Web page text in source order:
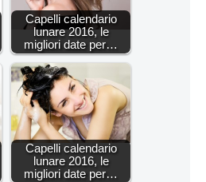
Capelli calendario
lunare 2016, le
migliori date per…
Capelli calendario
lunare 2016, le
migliori date per…